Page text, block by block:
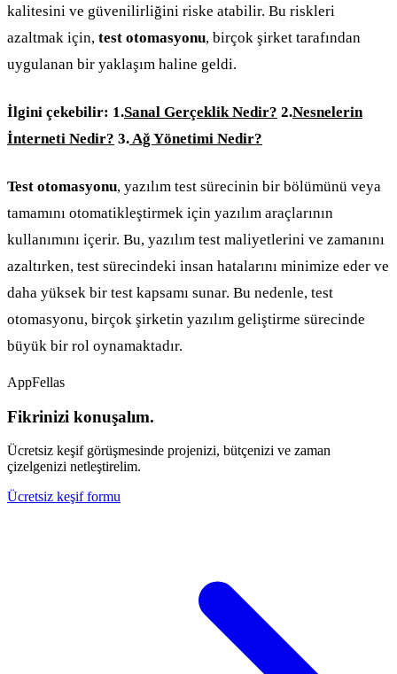
kalitesini ve güvenilirliğini riske atabilir. Bu riskleri
azaltmak için, test otomasyonu, birçok şirket tarafından
uygulanan bir yaklaşım haline geldi.
İlgini çekebilir: 1.Sanal Gerçeklik Nedir? 2.Nesnelerin
İnterneti Nedir? 3.Ağ Yönetimi Nedir?
Test otomasyonu, yazılım test sürecinin bir bölümünü veya
tamamını otomatikleştirmek için yazılım araçlarının
kullanımını içerir. Bu, yazılım test maliyetlerini ve zamanını
azaltırken, test sürecindeki insan hatalarını minimize eder ve
daha yüksek bir test kapsamı sunar. Bu nedenle, test
otomasyonu, birçok şirketin yazılım geliştirme sürecinde
büyük bir rol oynamaktadır.
AppFellas
Fikrinizi konuşalım.
Ücretsiz keşif görüşmesinde projenizi, bütçenizi ve zaman
çizelgenizi netleştirelim.
Ücretsiz keşif formu